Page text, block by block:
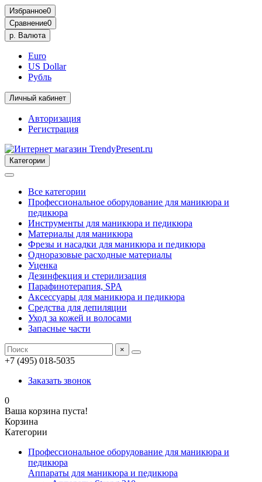
Избранное0
Сравнение0
р. Валюта
Euro
US Dollar
Рубль
Личный кабинет
Авторизация
Регистрация
Категории
Все категории
Профессиональное оборудование для маникюра и
педикюра
Инструменты для маникюра и педикюра
Материалы для маникюра
Фрезы и насадки для маникюра и педикюра
Одноразовые расходные материалы
Уценка
Дезинфекция и стерилизация
Парафинотерапия, SPA
Аксессуары для маникюра и педикюра
Средства для депиляции
Уход за кожей и волосами
Запасные части
×
+7 (495) 018-5035
Заказать звонок
0
Ваша корзина пуста!
Корзина
Категории
Профессиональное оборудование для маникюра и
педикюра
Аппараты для маникюра и педикюра